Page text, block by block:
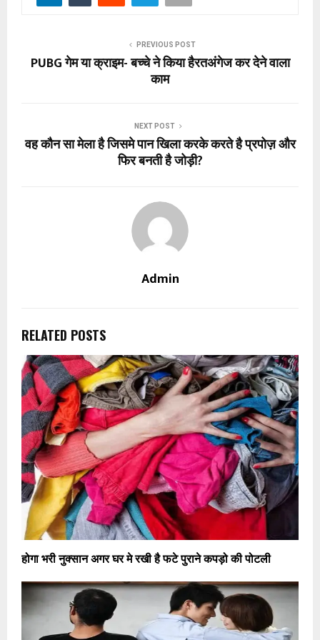
PREVIOUS POST
PUBG गेम या क्राइम- बच्चे ने किया हैरतअंगेज कर देने वाला
काम
NEXT POST
वह कौन सा मेला है जिसमे पान खिला करके करते है प्रपोज़ और
फिर बनती है जोड़ी?
Admin
RELATED POSTS
होगा भरी नुक्सान अगर घर मे रखी है फटे पुराने कपड़ो की पोटली